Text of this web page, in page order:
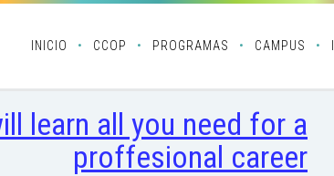
INICIO CCOP PROGRAMAS CAMPUS
learn all you need for a
proffesional career